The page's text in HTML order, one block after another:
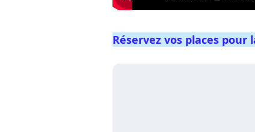
Réservez vos places pour